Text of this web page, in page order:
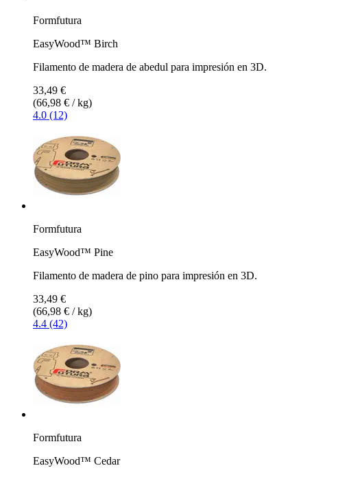
Formfutura
EasyWood™ Birch
Filamento de madera de abedul para impresión en 3D.
33,49 €
(66,98 € / kg)
4.0 (12)
Formfutura
EasyWood™ Pine
Filamento de madera de pino para impresión en 3D.
33,49 €
(66,98 € / kg)
4.4 (42)
Formfutura
EasyWood™ Cedar